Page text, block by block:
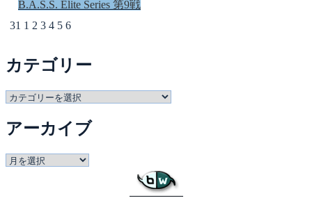
B.A.S.S. Elite Series 第9戦
31 1 2 3 4 5 6
カテゴリー
カ
ゴ
ー
アーカイブ
ア